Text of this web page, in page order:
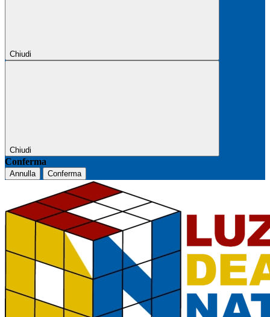
Chiudi
Chiudi
Conferma
Annulla Conferma